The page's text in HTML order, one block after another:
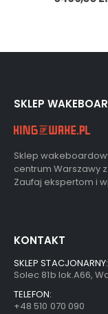
SKLEP
Sklep
centrum Warszawy
Zaufaj ekspertom i
KONTAKT
SKLEP STACJONARNY:
Solec 81b lok.A66,
TELEFON:
+48 510 070 090